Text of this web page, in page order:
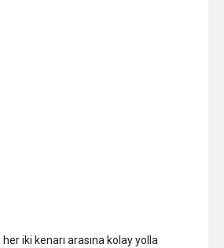
iki kenarı arasına kolay yolla